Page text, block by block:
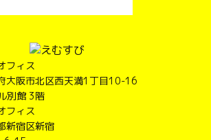
フィス
大阪市北区西天満1丁目10-16
別館 3階
フィス
新宿区新宿